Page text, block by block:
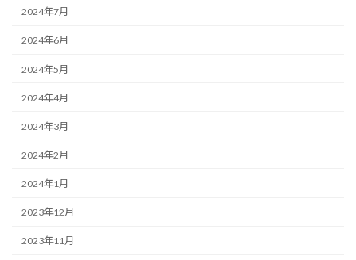
2024年7月
2024年6月
2024年5月
2024年4月
2024年3月
2024年2月
2024年1月
2023年12月
2023年11月